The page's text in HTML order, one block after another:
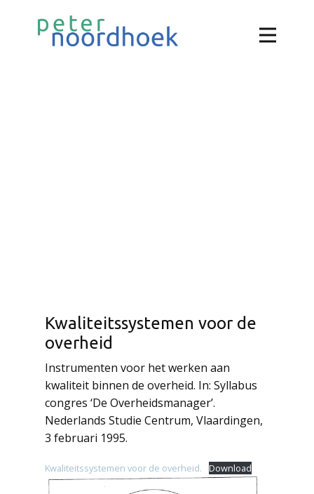
Kwaliteitssystemen voor de
overheid
Instrumenten voor het werken aan
kwaliteit binnen de overheid. In: Syllabus
congres ‘De Overheidsmanager’.
Nederlands Studie Centrum, Vlaardingen,
3 februari 1995.
Kwaliteitssystemen voor de overheid. Download